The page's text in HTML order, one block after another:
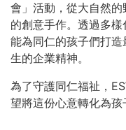
會」活動，從大自然
的創意手作。透過多
能為同仁的孩子們打
生的企業精神。
為了守護同仁福祉，
望將這份心意轉化為孩